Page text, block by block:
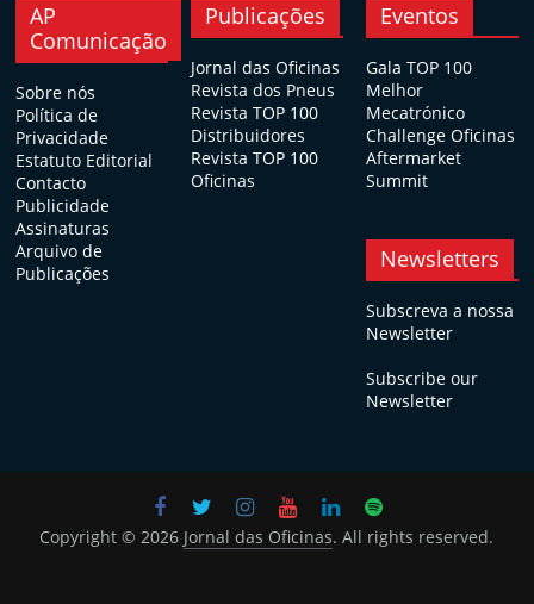
AP
Comunicação
Sobre nós
Política de
Privacidade
Estatuto Editorial
Contacto
Publicidade
Assinaturas
Arquivo de
Publicações
Publicações
Jornal das Oficinas
Revista dos Pneus
Revista TOP 100
Distribuidores
Revista TOP 100
Oficinas
Eventos
Gala TOP 100
Melhor
Mecatrónico
Challenge Oficinas
Aftermarket
Summit
Newsletters
Subscreva a nossa
Newsletter
Subscribe our
Newsletter
Copyright © 2026 Jornal das Oficinas. All rights reserved.